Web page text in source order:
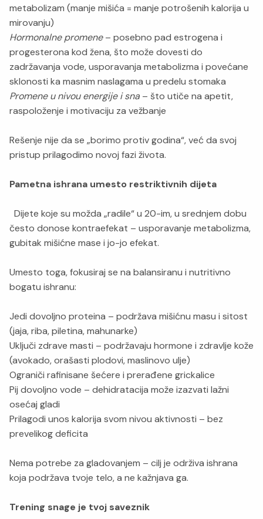
metabolizam (manje mišića = manje potrošenih kalorija u
mirovanju)
Hormonalne promene– posebno pad estrogena i
progesterona kod žena, što može dovesti do
zadržavanja vode, usporavanja metabolizma i povećane
sklonosti ka masnim naslagama u predelu stomaka
Promene u nivou energije i sna – što utiče na apetit,
raspoloženje i motivaciju za vežbanje
Rešenje nije da se „borimo protiv godina“, već da svoj
pristup prilagodimo novoj fazi života.
Pametna ishrana umesto restriktivnih dijeta
Dijete koje su možda „radile“ u 20-im, u srednjem dobu
često donose kontraefekat – usporavanje metabolizma,
gubitak mišićne mase i jo-jo efekat.
Umesto toga, fokusiraj se na balansiranu i nutritivno
bogatu ishranu:
Jedi dovoljno proteina – podržava mišićnu masu i sitost
(jaja, riba, piletina, mahunarke)
Uključi zdrave masti – podržavaju hormone i zdravlje kože
(avokado, orašasti plodovi, maslinovo ulje)
Ograniči rafinisane šećere i prerađene grickalice
Pij dovoljno vode – dehidratacija može izazvati lažni
osećaj gladi
Prilagodi unos kalorija svom nivou aktivnosti – bez
prevelikog deficita
Nema potrebe za gladovanjem – cilj je održiva ishrana
koja podržava tvoje telo, a ne kažnjava ga.
Trening snage je tvoj saveznik